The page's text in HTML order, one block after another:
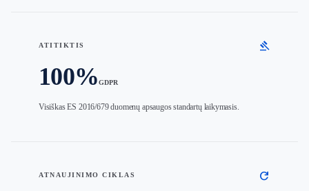
ATITIKTIS gavel
100%GDPR
Visiškas ES 2016/679 duomenų apsaugos standartų laikymasis.
ATNAUJINIMO CIKLAS refresh